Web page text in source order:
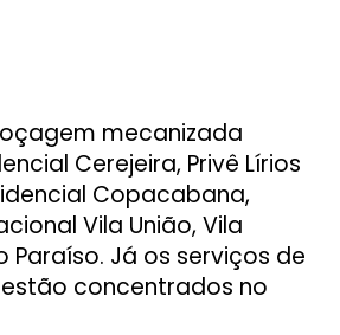
mecanizada
Cerejeira, Privê Lírios
Copacabana,
Vila União, Vila
Paraíso. Já os serviços de
concentrados no